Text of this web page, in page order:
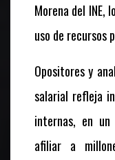
Morena del INE,
uso de recursos
Opositores y
salarial refleja
internas, en un
afiliar a